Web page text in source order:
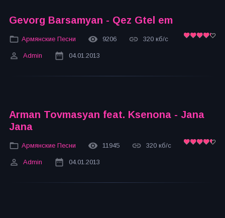
Gevorg Barsamyan - Qez Gtel em
Армянские Песни 9206 320 кб/с
Admin 04.01.2013
Arman Tovmasyan feat. Ksenona - Jana
Jana
Армянские Песни 11945 320 кб/с
Admin 04.01.2013